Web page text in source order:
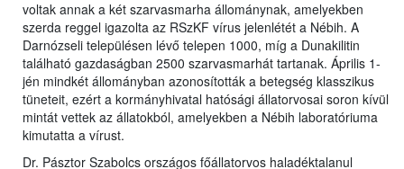
voltak annak a két szarvasmarha állománynak, amelyekben
szerda reggel igazolta az RSzKF vírus jelenlétét a Nébih. A
Darnózseli településen lévő telepen 1000, míg a Dunakilitin
található gazdaságban 2500 szarvasmarhát tartanak. Április 1-
jén mindkét állományban azonosították a betegség klasszikus
tüneteit, ezért a kormányhivatal hatósági állatorvosai soron kívül
mintát vettek az állatokból, amelyekben a Nébih laboratóriuma
kimutatta a vírust.
Dr. Pásztor Szabolcs országos főállatorvos haladéktalanul